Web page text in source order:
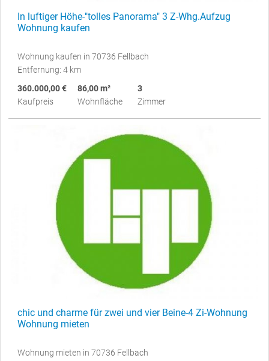
In luftiger Höhe-"tolles Panorama" 3 Z-Whg.Aufzug
Wohnung kaufen
Wohnung kaufen in 70736 Fellbach
Entfernung: 4 km
360.000,00 €
Kaufpreis
86,00 m²
Wohnfläche
3
Zimmer
chic und charme für zwei und vier Beine-4 Zi-Wohnung
Wohnung mieten
Wohnung mieten in 70736 Fellbach